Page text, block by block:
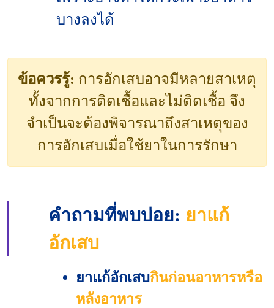
บางลงได้
ข้อควรรู้: การอักเสบอาจมีหลายสาเหตุ
ทั้งจากการติดเชื้อและไม่ติดเชื้อ จึง
จำเป็นจะต้องพิจารณาถึงสาเหตุของ
การอักเสบเมื่อใช้ยาในการรักษา
คำถามที่พบบ่อย: ยาแก้
อักเสบ
ยาแก้อักเสบกินก่อนอาหารหรือ
หลังอาหาร